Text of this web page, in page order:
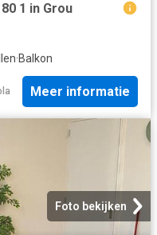
1 in Grou
·Balkon
Meer informatie
Foto bekijken